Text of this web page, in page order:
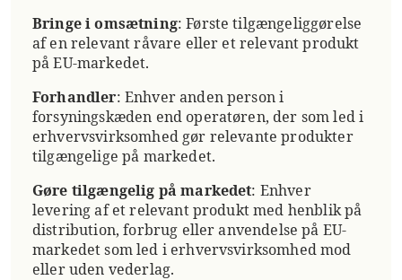
Bringe i omsætning: Første tilgængeliggørelse
af en relevant råvare eller et relevant produkt
på EU-markedet.
Forhandler: Enhver anden person i
forsyningskæden end operatøren, der som led i
erhvervsvirksomhed gør relevante produkter
tilgængelige på markedet.
Gøre tilgængelig på markedet: Enhver
levering af et relevant produkt med henblik på
distribution, forbrug eller anvendelse på EU-
markedet som led i erhvervsvirksomhed mod
eller uden vederlag.